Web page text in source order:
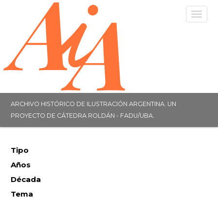
ARCHIVO HISTÓRICO DE ILUSTRACIÓN ARGENTINA. UN
PROYECTO DE CÁTEDRA ROLDÁN - FADU/UBA.
Tipo
Años
Década
Tema